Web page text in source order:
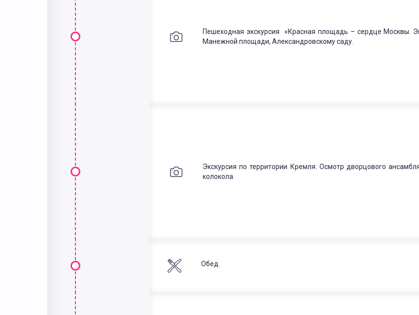
Пешеходная экскурсия «Красная площадь – сердце Москвы.
Манежной площади, Александровскому саду.
Экскурсия по территории Кремля. Осмотр дворцового
колокола.
Обед.